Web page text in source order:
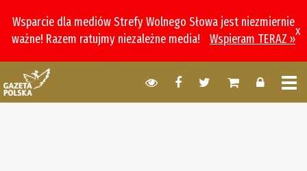
Wsparcie dla mediów Strefy Wolnego Słowa jest niezmiernie
ważne! Razem ratujmy niezależne media!
Wspieram TERAZ »
x